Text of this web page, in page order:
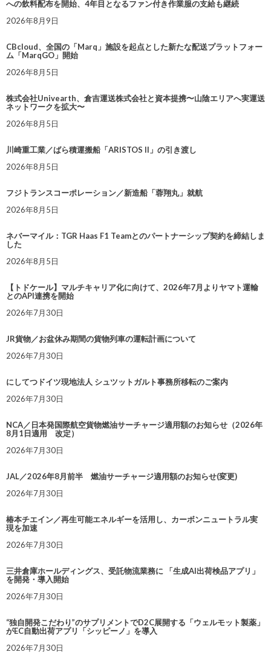
への飲料配布を開始、4年目となるファン付き作業服の支給も継続
2026年8月9日
CBcloud、全国の「Marq」施設を起点とした新たな配送プラットフォー
ム「MarqGO」開始
2026年8月5日
株式会社Univearth、倉吉運送株式会社と資本提携〜山陰エリアへ実運送
ネットワークを拡大〜
2026年8月5日
川崎重工業／ばら積運搬船「ARISTOS II」の引き渡し
2026年8月5日
フジトランスコーポレーション／新造船「蓉翔丸」就航
2026年8月5日
ネバーマイル：TGR Haas F1 Teamとのパートナーシップ契約を締結しま
した
2026年8月5日
【トドケール】マルチキャリア化に向けて、2026年7月よりヤマト運輸
とのAPI連携を開始
2026年7月30日
JR貨物／お盆休み期間の貨物列車の運転計画について
2026年7月30日
にしてつドイツ現地法人 シュツットガルト事務所移転のご案内
2026年7月30日
NCA／日本発国際航空貨物燃油サーチャージ適用額のお知らせ（2026年
8月1日適用 改定）
2026年7月30日
JAL／2026年8月前半 燃油サーチャージ適用額のお知らせ(変更)
2026年7月30日
椿本チエイン／再生可能エネルギーを活用し、カーボンニュートラル実
現を加速
2026年7月30日
三井倉庫ホールディングス、受託物流業務に 「生成AI出荷検品アプリ」
を開発・導入開始
2026年7月30日
“独自開発こだわり”のサプリメントでD2C展開する「ウェルモット製薬」
がEC自動出荷アプリ「シッピーノ」を導入
2026年7月30日